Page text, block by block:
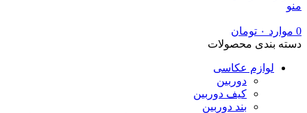
منو
0 موارد ۰ تومان
دسته بندی محصولات
لوازم عکاسی
دوربین
کیف دوربین
بند دوربین